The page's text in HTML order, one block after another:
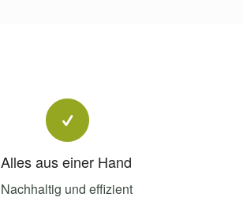
Alles aus einer Hand
Nachhaltig und effizient